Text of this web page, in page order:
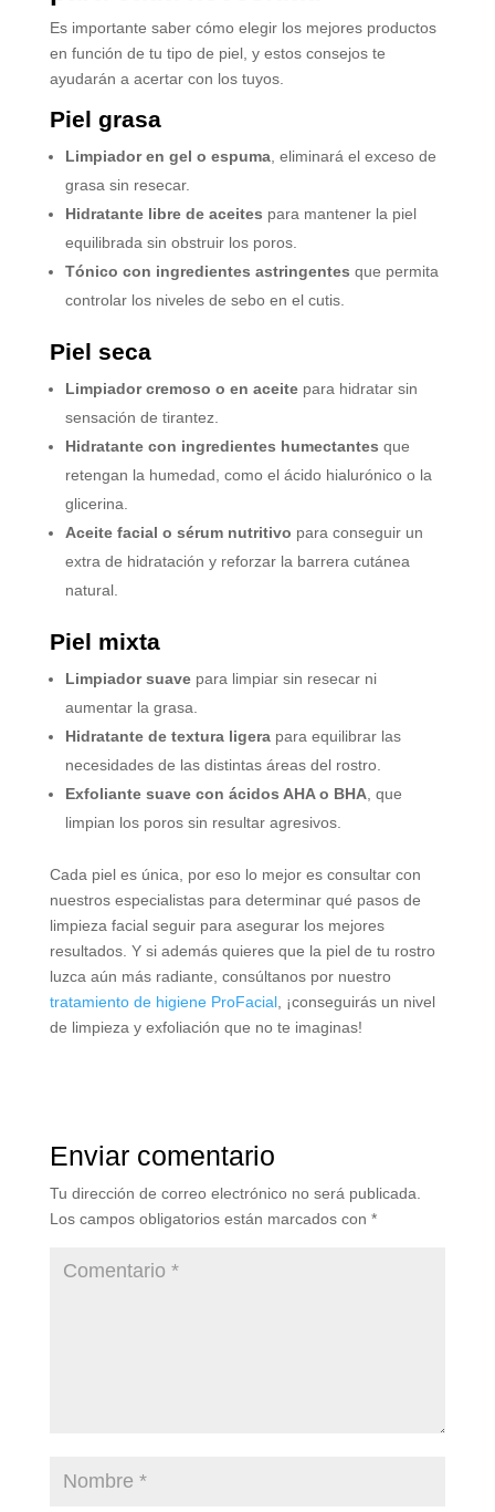
Es importante saber cómo elegir los mejores productos
en función de tu tipo de piel, y estos consejos te
ayudarán a acertar con los tuyos.
Piel grasa
Limpiador en gel o espuma, eliminará el exceso de
grasa sin resecar.
Hidratante libre de aceites para mantener la piel
equilibrada sin obstruir los poros.
Tónico con ingredientes astringentes que permita
controlar los niveles de sebo en el cutis.
Piel seca
Limpiador cremoso o en aceite para hidratar sin
sensación de tirantez.
Hidratante con ingredientes humectantes que
retengan la humedad, como el ácido hialurónico o la
glicerina.
Aceite facial o sérum nutritivo para conseguir un
extra de hidratación y reforzar la barrera cutánea
natural.
Piel mixta
Limpiador suave para limpiar sin resecar ni
aumentar la grasa.
Hidratante de textura ligerapara equilibrar las
necesidades de las distintas áreas del rostro.
Exfoliante suave con ácidos AHA o BHA, que
limpian los poros sin resultar agresivos.
Cada piel es única, por eso lo mejor es consultar con
nuestros especialistas para determinar qué pasos de
limpieza facial seguir para asegurar los mejores
resultados. Y si además quieres que la piel de tu rostro
luzca aún más radiante, consúltanos por nuestro
tratamiento de higiene ProFacial, ¡conseguirás un nivel
de limpieza y exfoliación que no te imaginas!
Enviar comentario
Tu dirección de correo electrónico no será publicada.
Los campos obligatorios están marcados con *